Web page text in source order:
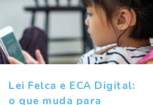
Lei Felca e ECA Digital:
o que muda para